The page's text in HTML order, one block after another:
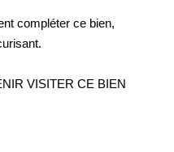
compléter ce bien,
VISITER CE BIEN